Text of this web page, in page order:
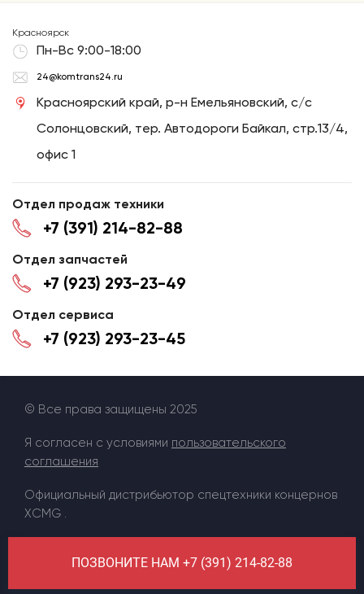
ПОЗВОНИТЕ НАМ +7 (391) 214-82-88
Красноярск
Пн-Вс 9:00-18:00
24@komtrans24.ru
Красноярский край, р-н Емельяновский, с/с
Солонцовский, тер. Автодороги Байкал, стр.13/4,
офис 1
Отдел продаж техники
+7 (391) 214-82-88
Отдел запчастей
+7 (923) 293-23-49
Отдел сервиса
+7 (923) 293-23-45
© Все права защищены 2025
Я согласен с условиями пользовательского
соглашения
Официальный дистрибьютор спецтехники концернов
XCMG .